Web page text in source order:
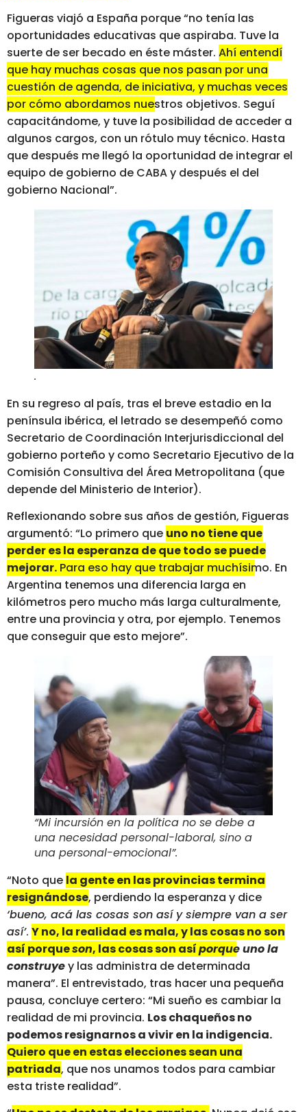
Figueras viajó a España porque “no tenía las
oportunidades educativas que aspiraba. Tuve la
suerte de ser becado en éste máster. Ahí entendí
que hay muchas cosas que nos pasan por una
cuestión de agenda, de iniciativa, y muchas veces
por cómo abordamos nuestros objetivos. Seguí
capacitándome, y tuve la posibilidad de acceder a
algunos cargos, con un rótulo muy técnico. Hasta
que después me llegó la oportunidad de integrar el
equipo de gobierno de CABA y después el del
gobierno Nacional”.
.
En su regreso al país, tras el breve estadio en la
península ibérica, el letrado se desempeñó como
Secretario de Coordinación Interjurisdiccional del
gobierno porteño y como Secretario Ejecutivo de la
Comisión Consultiva del Área Metropolitana (que
depende del Ministerio de Interior).
Reflexionando sobre sus años de gestión, Figueras
argumentó: “Lo primero que uno no tiene que
perder es la esperanza de que todo se puede
mejorar. Para eso hay que trabajar muchísimo. En
Argentina tenemos una diferencia larga en
kilómetros pero mucho más larga culturalmente,
entre una provincia y otra, por ejemplo. Tenemos
que conseguir que esto mejore”.
“Mi incursión en la política no se debe a
una necesidad personal-laboral, sino a
una personal-emocional”.
“Noto que la gente en las provincias termina
resignándose, perdiendo la esperanza y dice
‘bueno, acá las cosas son así y siempre van a ser
así’. Y no, la realidad es mala, y las cosas no son
así porqueson, las cosas son asíporque uno la
construyey las administra de determinada
manera”. El entrevistado, tras hacer una pequeña
pausa, concluye certero: “Mi sueño es cambiar la
realidad de mi provincia. Los chaqueños no
podemos resignarnos a vivir en la indigencia.
Quiero que en estas elecciones sean una
patriada, que nos unamos todos para cambiar
esta triste realidad”.